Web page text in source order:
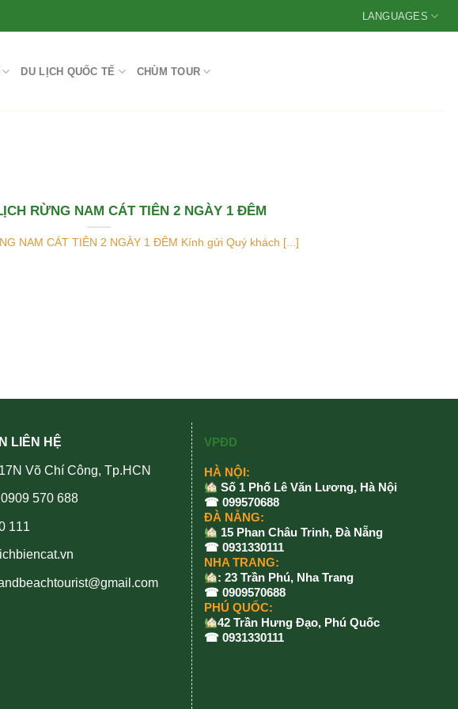
LANGUAGES
DU LỊCH QUỐC TẾ CHÙM TOUR
RỪNG NAM CÁT TIÊN 2 NGÀY 1 ĐÊM
NAM CÁT TIÊN 2 NGÀY 1 ĐÊM Kính gửi Quý khách [...]
LIÊN HỆ
Võ Chí Công, Tp.HCN
570 688
111
VPĐD
HÀ NỘI:
Số 1 Phố Lê Văn Lương, Hà Nội
☎ 099570688
ĐÀ NẴNG:
15 Phan Châu Trinh, Đà Nẵng
☎ 0931330111
NHA TRANG:
: 23 Trần Phú, Nha Trang
☎ 0909570688
PHÚ QUỐC:
42 Trần Hưng Đạo, Phú Quốc
☎ 0931330111